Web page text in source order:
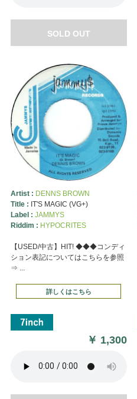
SOLD OUT
Artist : DENNS BROWN
Title : IT'S MAGIC (VG+)
Label : JAMMYS
Riddim : HYPOCRITES
【USED/中古】HIT! ◆◆◆コンディ
ション表記についてはこちらを参照
⇒ ...
詳しくはこちら
￥ 1,300